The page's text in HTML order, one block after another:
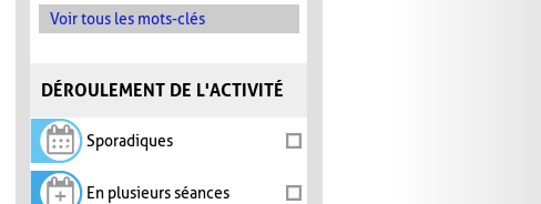
Voir tous les mots-clés
DÉROULEMENT DE L'ACTIVITÉ
Sporadiques
En plusieurs séances